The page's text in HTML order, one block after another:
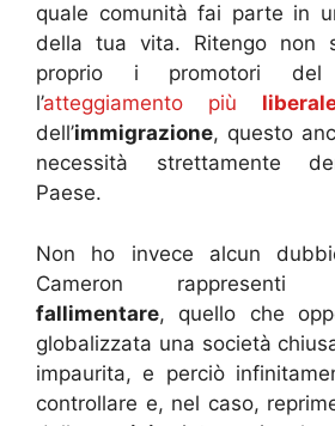
quale comunità fai parte in
della tua vita. Ritengo non
proprio i promotori del
l’atteggiamento più
dell’immigrazione, questo
necessità strettamente
Paese.
Non ho invece alcun
Cameron
fallimentare, quello che
globalizzata una società
impaurita, e perciò
controllare e, nel caso,